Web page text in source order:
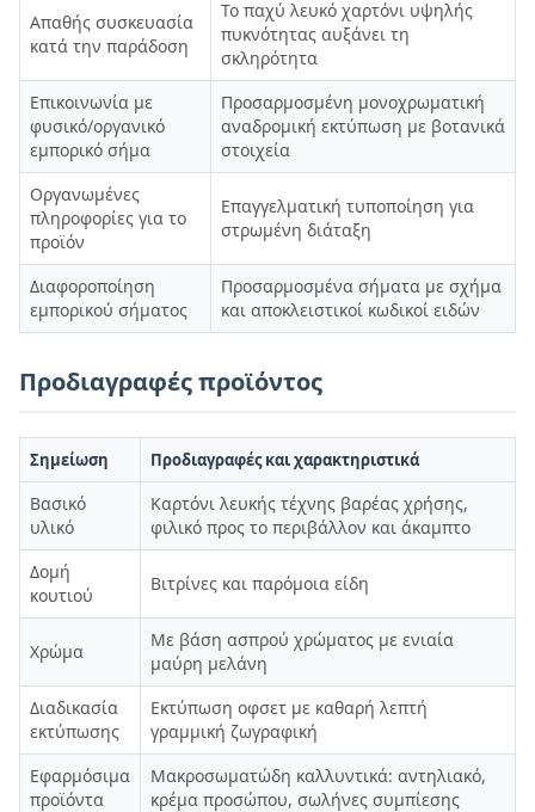
Απαθής συσκευασία
κατά την παράδοση
Το παχύ λευκό χαρτόνι υψηλής
πυκνότητας αυξάνει τη
σκληρότητα
Επικοινωνία με
φυσικό/οργανικό
εμπορικό σήμα
Προσαρμοσμένη μονοχρωματική
αναδρομική εκτύπωση με βοτανικά
στοιχεία
Οργανωμένες
πληροφορίες για το
προϊόν
Επαγγελματική τυποποίηση για
στρωμένη διάταξη
Διαφοροποίηση
εμπορικού σήματος
Προσαρμοσμένα σήματα με σχήμα
και αποκλειστικοί κωδικοί ειδών
Προδιαγραφές προϊόντος
Σημείωση Προδιαγραφές και χαρακτηριστικά
Βασικό
υλικό
Καρτόνι λευκής τέχνης βαρέας χρήσης,
φιλικό προς το περιβάλλον και άκαμπτο
Δομή
κουτιού
Βιτρίνες και παρόμοια είδη
Χρώμα
Με βάση ασπρού χρώματος με ενιαία
μαύρη μελάνη
Διαδικασία
εκτύπωσης
Εκτύπωση οφσετ με καθαρή λεπτή
γραμμική ζωγραφική
Εφαρμόσιμα
προϊόντα
Μακροσωματώδη καλλυντικά: αντηλιακό,
κρέμα προσώπου, σωλήνες συμπίεσης